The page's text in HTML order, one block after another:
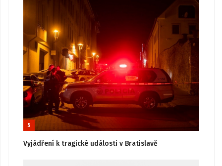
5
Vyjádření k tragické události v Bratislavě